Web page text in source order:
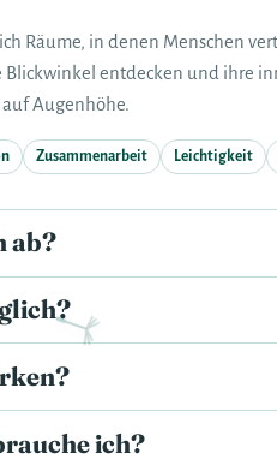
Räume, in denen Menschen
entdecken und ihre
Augenhöhe.
Zusammenarbeit Leichtigkeit
ab?
ich?